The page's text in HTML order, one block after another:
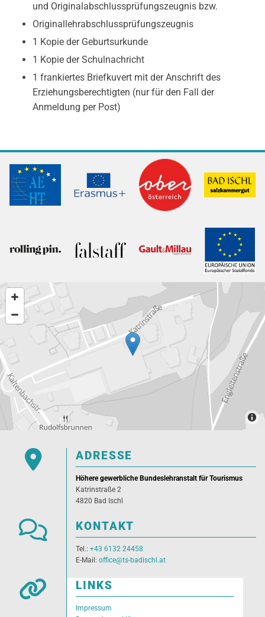
und Originalabschlussprüfungszeugnis bzw.
Originallehrabschlussprüfungszeugnis
1 Kopie der Geburtsurkunde
1 Kopie der Schulnachricht
1 frankiertes Briefkuvert mit der Anschrift des
Erziehungsberechtigten (nur für den Fall der
Anmeldung per Post)
 ADRESSE
Höhere gewerbliche Bundeslehranstalt für Tourismus
Katrinstraße 2
4820 Bad Ischl
 KONTAKT
Tel.: +43 6132 24458
E-Mail: office@ts-badischl.at
 LINKS
Impressum